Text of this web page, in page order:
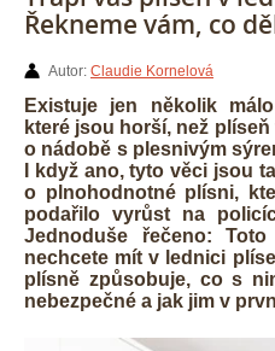
Řekneme vám, co
Autor: Claudie Kornelová
Existuje jen několik
které jsou horší, než
o nádobě s plesnivým
I když ano, tyto věci jsou
o plnohodnotné plísni,
podařilo vyrůst na
Jednoduše řečeno:
nechcete mít v lednici
plísně způsobuje, co s
nebezpečné a jak jim v